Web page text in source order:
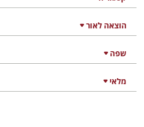
הוצאה לאור
שפה
מלאי